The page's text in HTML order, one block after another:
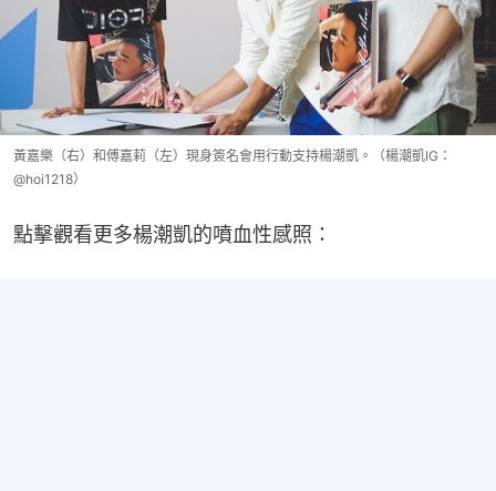
黃嘉樂（右）和傅嘉莉（左）現身簽名會用行動支持楊潮凱。（楊潮凱IG：
@hoi1218）
點擊觀看更多楊潮凱的噴血性感照：